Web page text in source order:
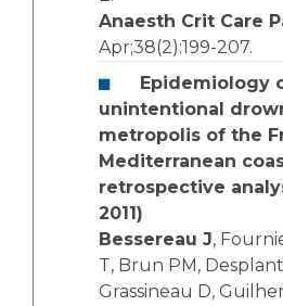
Anaesth Crit Care
Apr;38(2):199-207.
Epidemiology
unintentional
metropolis of the
Mediterranean
retrospective
2011)
Bessereau J,
T, Brun PM,
Grassineau D,